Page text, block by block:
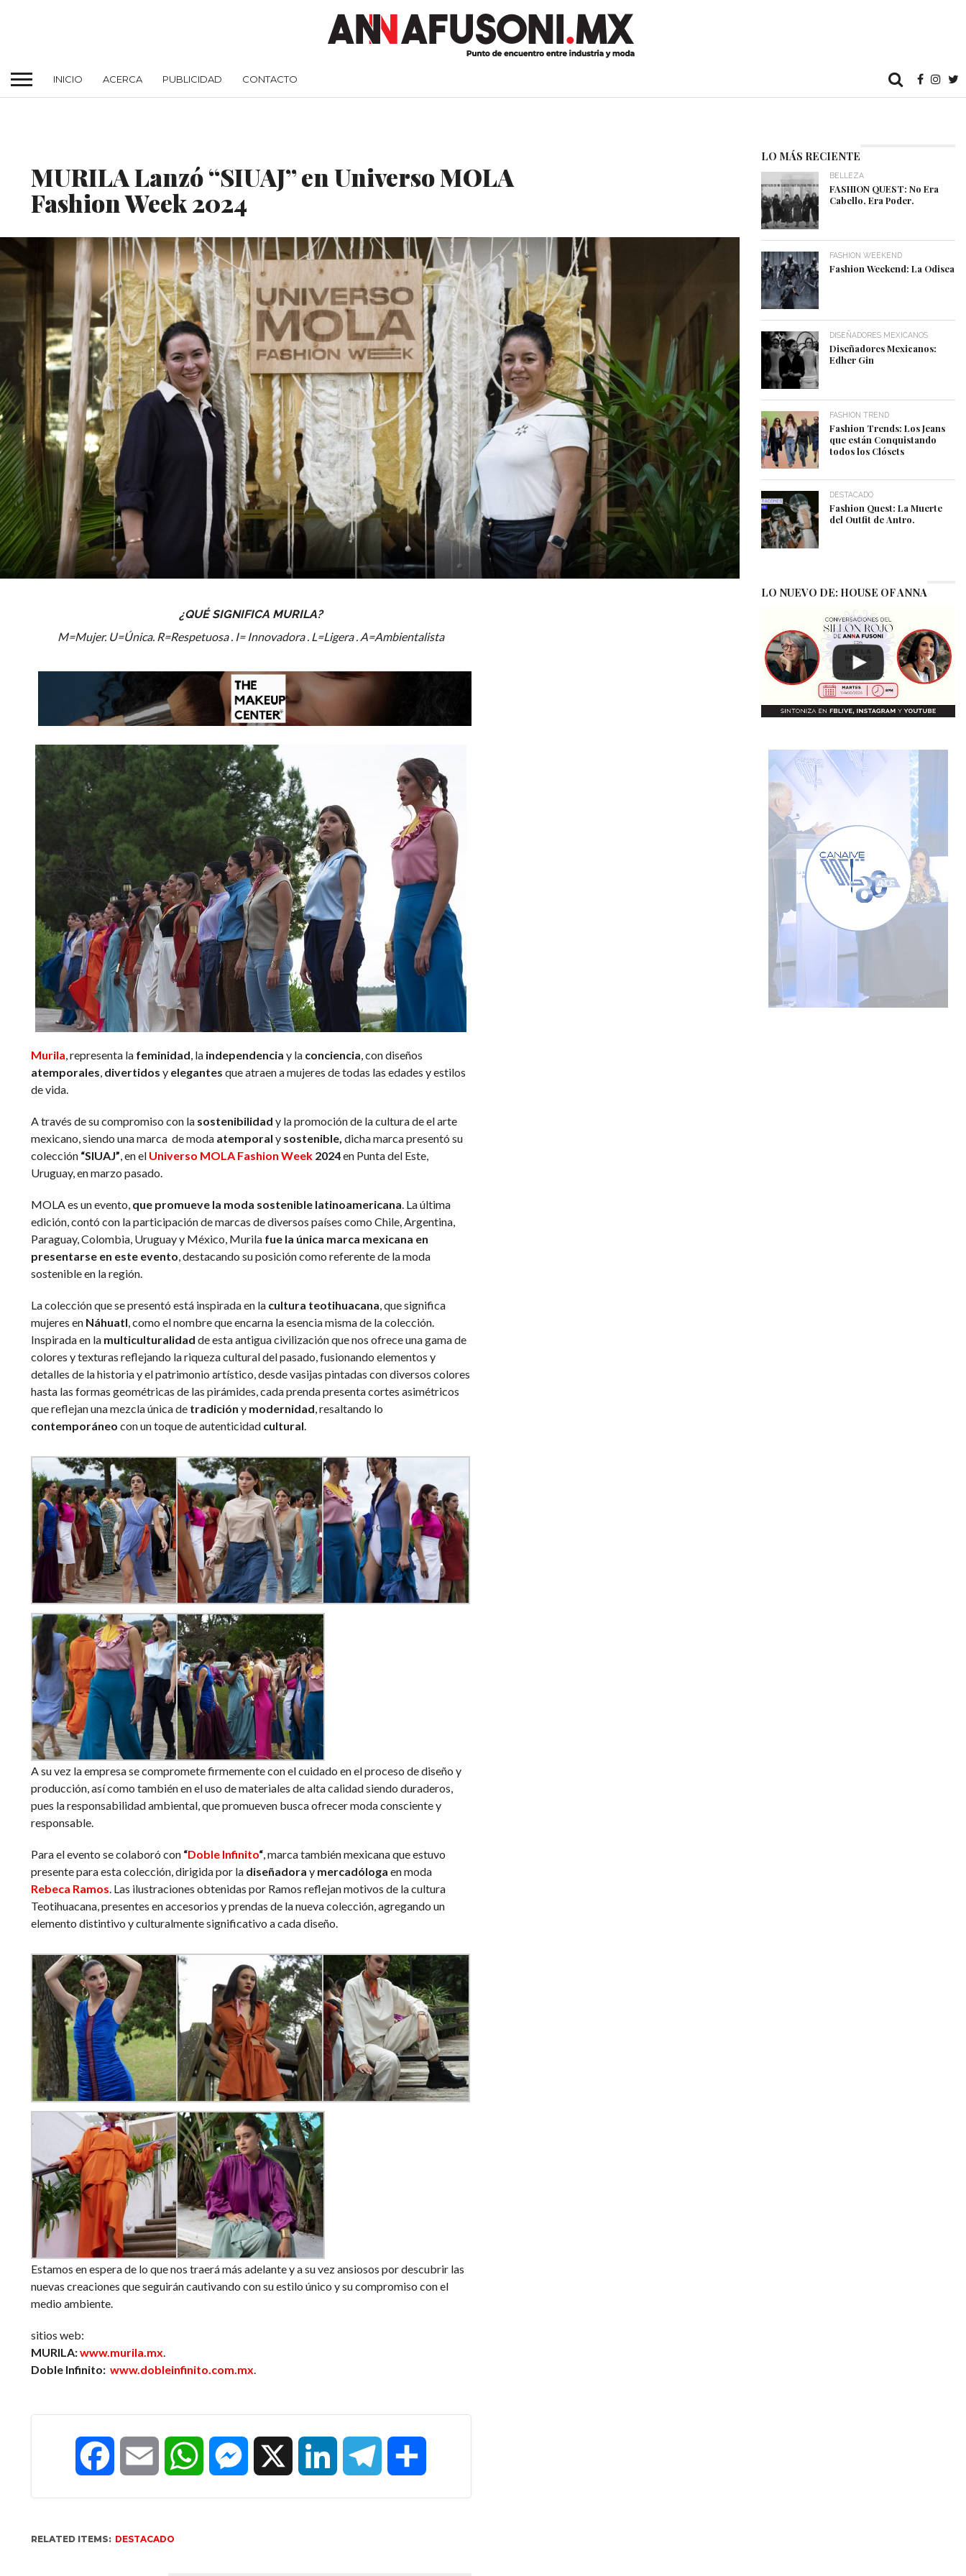
INICIO ACERCA PUBLICIDAD CONTACTO
MURILA Lanzó “SIUAJ” en Universo MOLA
Fashion Week 2024
¿QUÉSIGNIFICA MURILA?
M=Mujer. U=Única. R=Respetuosa . I= Innovadora . L=Ligera . A=Ambientalista
Murila , representa la feminidad , la independencia y la conciencia , con diseños
atemporales divertidos y elegantes que atraen a mujeres de todas las edades y estilos
de vida.
A través de su compromiso con la sostenibilidad y la promoción de la cultura de el arte
mexicano, siendo una marca de moda atemporal y sostenible, dicha marca presentó su
colección “SIUAJ” , en el Universo MOLA Fashion Week2024en Punta del Este,
Uruguay, en marzo pasado.
MOLA es un evento, que promueve la moda sostenible latinoamericana . La última
edición, contó con la participación de marcas de diversos países como Chile, Argentina,
Paraguay, Colombia, Uruguay y México, Murilafue la única marca mexicana en
presentarse en este evento , destacando su posición como referente de la moda
sostenible en la región.
La colección que se presentó está inspirada en la cultura teotihuacana , que significa
mujeres en Náhuatl , como el nombre que encarna la esencia misma de la colección.
Inspirada en la multiculturalidad de esta antigua civilización que nos ofrece una gama de
colores y texturas reflejando la riqueza cultural del pasado, fusionando elementos y
detalles de la historia y el patrimonio artístico, desde vasijas pintadas con diversos colores
hasta las formas geométricas de las pirámides, cada prenda presenta cortes asimétricos
que reflejan una mezcla única de tradición y modernidad , resaltando lo
contemporáneo con un toque de autenticidad cultural
A su vez la empresa se compromete firmemente con el cuidado en el proceso de diseño y
producción, así como también en el uso de materiales de alta calidad siendo duraderos,
pues la responsabilidad ambiental, que promueven busca ofrecer moda consciente y
responsable.
Para el evento se colaboró con“Doble Infinito“, marca también mexicana que estuvo
presente para esta colección, dirigida por la diseñadora ymercadóloga en moda
Rebeca Ramos. Las ilustraciones obtenidas por Ramos reflejan motivos de la cultura
Teotihuacana, presentes en accesorios y prendas de la nueva colección, agregando un
elemento distintivo y culturalmente significativo a cada diseño.
Estamos en espera de lo que nos traerá más adelante y a su vez ansiosos por descubrir las
nuevas creaciones que seguirán cautivando con su estilo único y su compromiso con el
medio ambiente.
sitios web:
MURILA:www.murila.mx.
Doble Infinito: www.dobleinfinito.com.mx.
Facebook Email WhatsAppMessenger LinkedIn Telegram
RELATED ITEMS: DESTACADO
LO MÁS RECIENTE
BELLEZA
FASHION QUEST: No Era
Cabello, Era Poder.
FASHION WEEKEND
Fashion Weekend: La Odisea
DISEÑADORES MEXICANOS
Diseñadores Mexicanos:
Edher Gin
FASHION TREND
Fashion Trends: Los Jeans
que están Conquistando
todos los Clósets
DESTACADO
Fashion Quest: La Muerte
del Outfit de Antro.
LO NUEVO DE: HOUSE OF ANNA